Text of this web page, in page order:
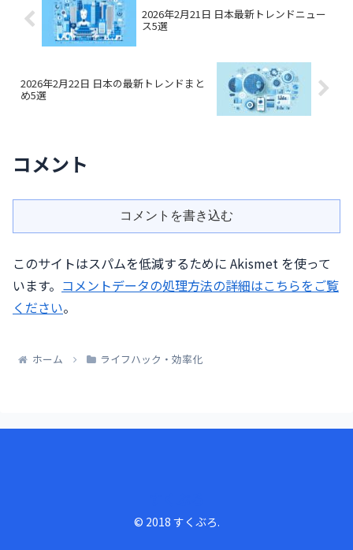
2026年2月21日 日本最新トレンドニュー
ス5選
2026年2月22日 日本の最新トレンドまと
め5選
コメント
コメントを書き込む
このサイトはスパムを低減するために Akismet を使って
います。 コメントデータの処理方法の詳細はこちらをご覧
ください。
ホーム ライフハック・効率化
© 2018 すくぶろ.